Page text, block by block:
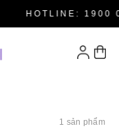
HOTLINE: 1900
1 sản phẩm